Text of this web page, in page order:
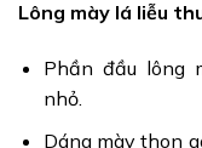
Lông mày lá liễu
Phần đầu lông
nhỏ.
Dáng mày thon